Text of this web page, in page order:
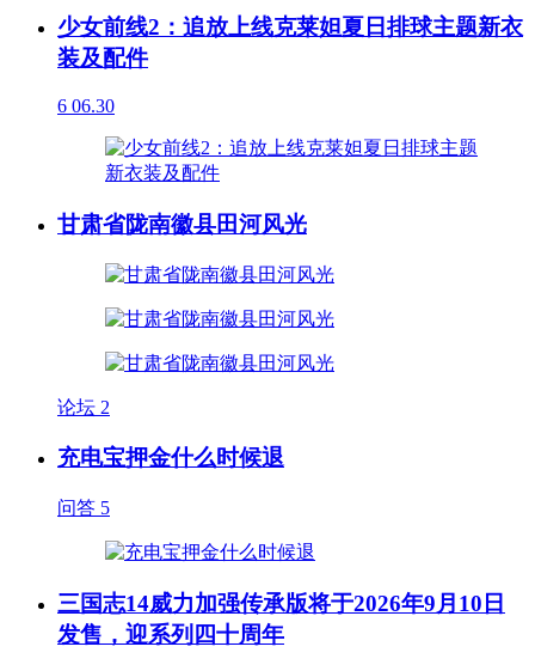
少女前线2：追放上线克莱妲夏日排球主题新衣
装及配件
6 06.30
甘肃省陇南徽县田河风光
论坛 2
充电宝押金什么时候退
问答 5
三国志14威力加强传承版将于2026年9月10日
发售，迎系列四十周年